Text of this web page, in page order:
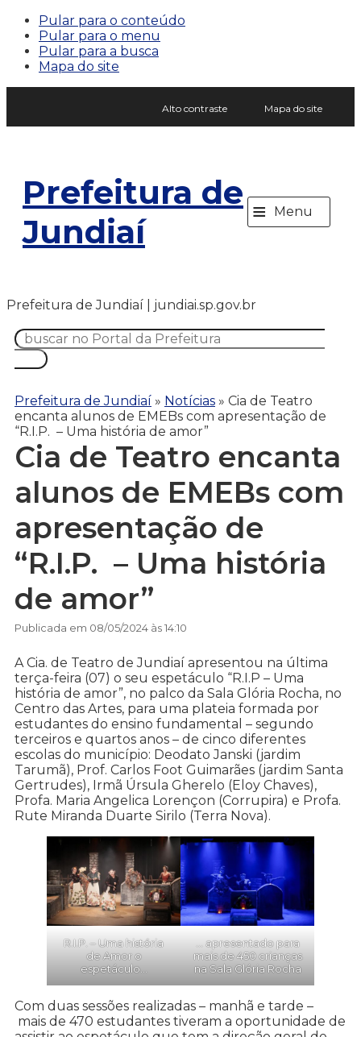
Pular para o conteúdo
Pular para o menu
Pular para a busca
Mapa do site
Alto contraste Mapa do site
Prefeitura de
Jundiaí
≡ Menu
Prefeitura de Jundiaí | jundiai.sp.gov.br
Prefeitura de Jundiaí » Notícias » Cia de Teatro
encanta alunos de EMEBs com apresentação de
“R.I.P. – Uma história de amor”
Cia de Teatro encanta
alunos de EMEBs com
apresentação de
“R.I.P. – Uma história
de amor”
Publicada em 08/05/2024 às 14:10
A Cia. de Teatro de Jundiaí apresentou na última
terça-feira (07) o seu espetáculo “R.I.P – Uma
história de amor”, no palco da Sala Glória Rocha, no
Centro das Artes, para uma plateia formada por
estudantes do ensino fundamental – segundo
terceiros e quartos anos – de cinco diferentes
escolas do município: Deodato Janski (jardim
Tarumã), Prof. Carlos Foot Guimarães (jardim Santa
Gertrudes), Irmã Úrsula Gherelo (Eloy Chaves),
Profa. Maria Angelica Lorençon (Corrupira) e Profa.
Rute Miranda Duarte Sirilo (Terra Nova).
R.I.P. – Uma história
de Amor o
espetáculo…
… apresentado para
mais de 450 crianças
na Sala Glória Rocha
Com duas sessões realizadas – manhã e tarde –
mais de 470 estudantes tiveram a oportunidade de